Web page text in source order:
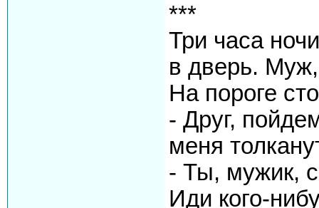
***
Три часа
в дверь. Муж,
На пороге
- Друг,
меня
- Ты, мужик,
Иди кого-